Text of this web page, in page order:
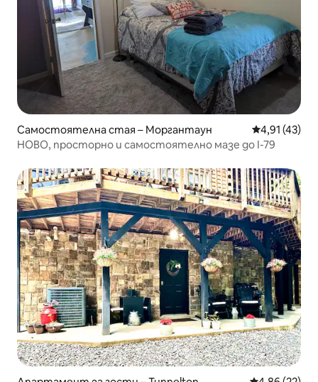
Самостоятелна стая – Моргантаун Средна
4,91 (43)
НОВО, просторно и самостоятелно мазе до I-79